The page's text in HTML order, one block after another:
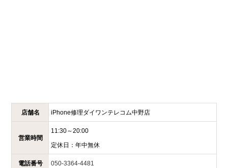
店舗名 iPhone修理ダイワンテレコム中野店
営業時間
11:30～20:00
定休日： 年中無休
電話番号 050-3364-4481